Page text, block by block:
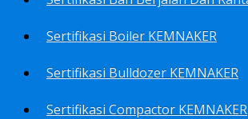
Sertifikasi Boiler KEMNAKER
Sertifikasi Bulldozer KEMNAKER
Sertifikasi Compactor KEMNAKER